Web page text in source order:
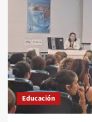
Cultura’
celebra
en
Almería
una
jornada
en
torno
a
Educación